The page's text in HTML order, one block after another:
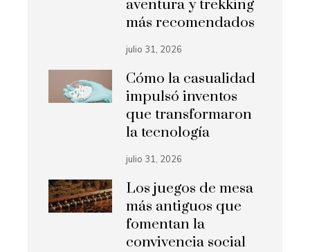
aventura y trekking
más recomendados
julio 31, 2026
Cómo la casualidad
impulsó inventos
que transformaron
la tecnología
julio 31, 2026
Los juegos de mesa
más antiguos que
fomentan la
convivencia social